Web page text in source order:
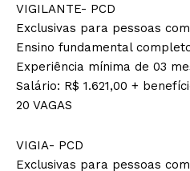
VIGILANTE- PCD
Exclusivas para pessoas
Ensino fundamental
Experiência mínima de 03
Salário: R$ 1.621,00 +
20 VAGAS
VIGIA- PCD
Exclusivas para pessoas